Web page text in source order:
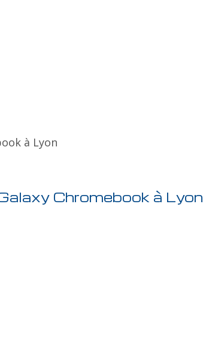
à Lyon
Chromebook à Lyon